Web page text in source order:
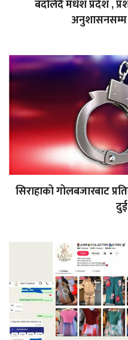
बदलिँदै मधेश प्रदेश ,
अनुशासनसम्म
सिराहाको गोलबजारबाट